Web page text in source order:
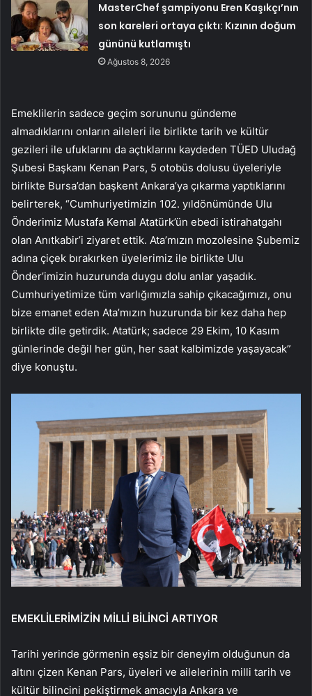
MasterChef şampiyonu Eren Kaşıkçı’nın
son kareleri ortaya çıktı: Kızının doğum
gününü kutlamıştı
Ağustos 8, 2026
Emeklilerin sadece geçim sorununu gündeme
almadıklarını onların aileleri ile birlikte tarih ve kültür
gezileri ile ufuklarını da açtıklarını kaydeden TÜED Uludağ
Şubesi Başkanı Kenan Pars, 5 otobüs dolusu üyeleriyle
birlikte Bursa’dan başkent Ankara’ya çıkarma yaptıklarını
belirterek, “Cumhuriyetimizin 102. yıldönümünde Ulu
Önderimiz Mustafa Kemal Atatürk’ün ebedi istirahatgahı
olan Anıtkabir’i ziyaret ettik. Ata’mızın mozolesine Şubemiz
adına çiçek bırakırken üyelerimiz ile birlikte Ulu
Önder’imizin huzurunda duygu dolu anlar yaşadık.
Cumhuriyetimize tüm varlığımızla sahip çıkacağımızı, onu
bize emanet eden Ata’mızın huzurunda bir kez daha hep
birlikte dile getirdik. Atatürk; sadece 29 Ekim, 10 Kasım
günlerinde değil her gün, her saat kalbimizde yaşayacak”
diye konuştu.
EMEKLİLERİMİZİN MİLLİ BİLİNCİ ARTIYOR
Tarihi yerinde görmenin eşsiz bir deneyim olduğunun da
altını çizen Kenan Pars, üyeleri ve ailelerinin milli tarih ve
kültür bilincini pekiştirmek amacıyla Ankara ve